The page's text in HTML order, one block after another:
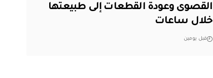
القصوى وعودة القطعات إلى طبيعتها
خلال ساعات
قبل يومين